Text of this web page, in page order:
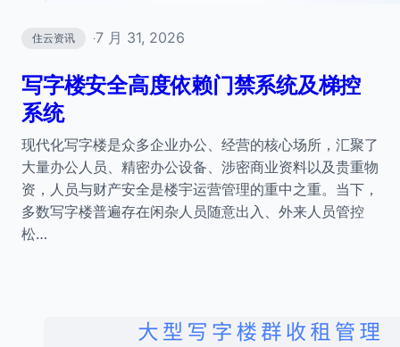
住云资讯 ·7 月 31, 2026
写字楼安全高度依赖门禁系统及梯控
系统
现代化写字楼是众多企业办公、经营的核心场所，汇聚了
大量办公人员、精密办公设备、涉密商业资料以及贵重物
资，人员与财产安全是楼宇运营管理的重中之重。当下，
多数写字楼普遍存在闲杂人员随意出入、外来人员管控
松…